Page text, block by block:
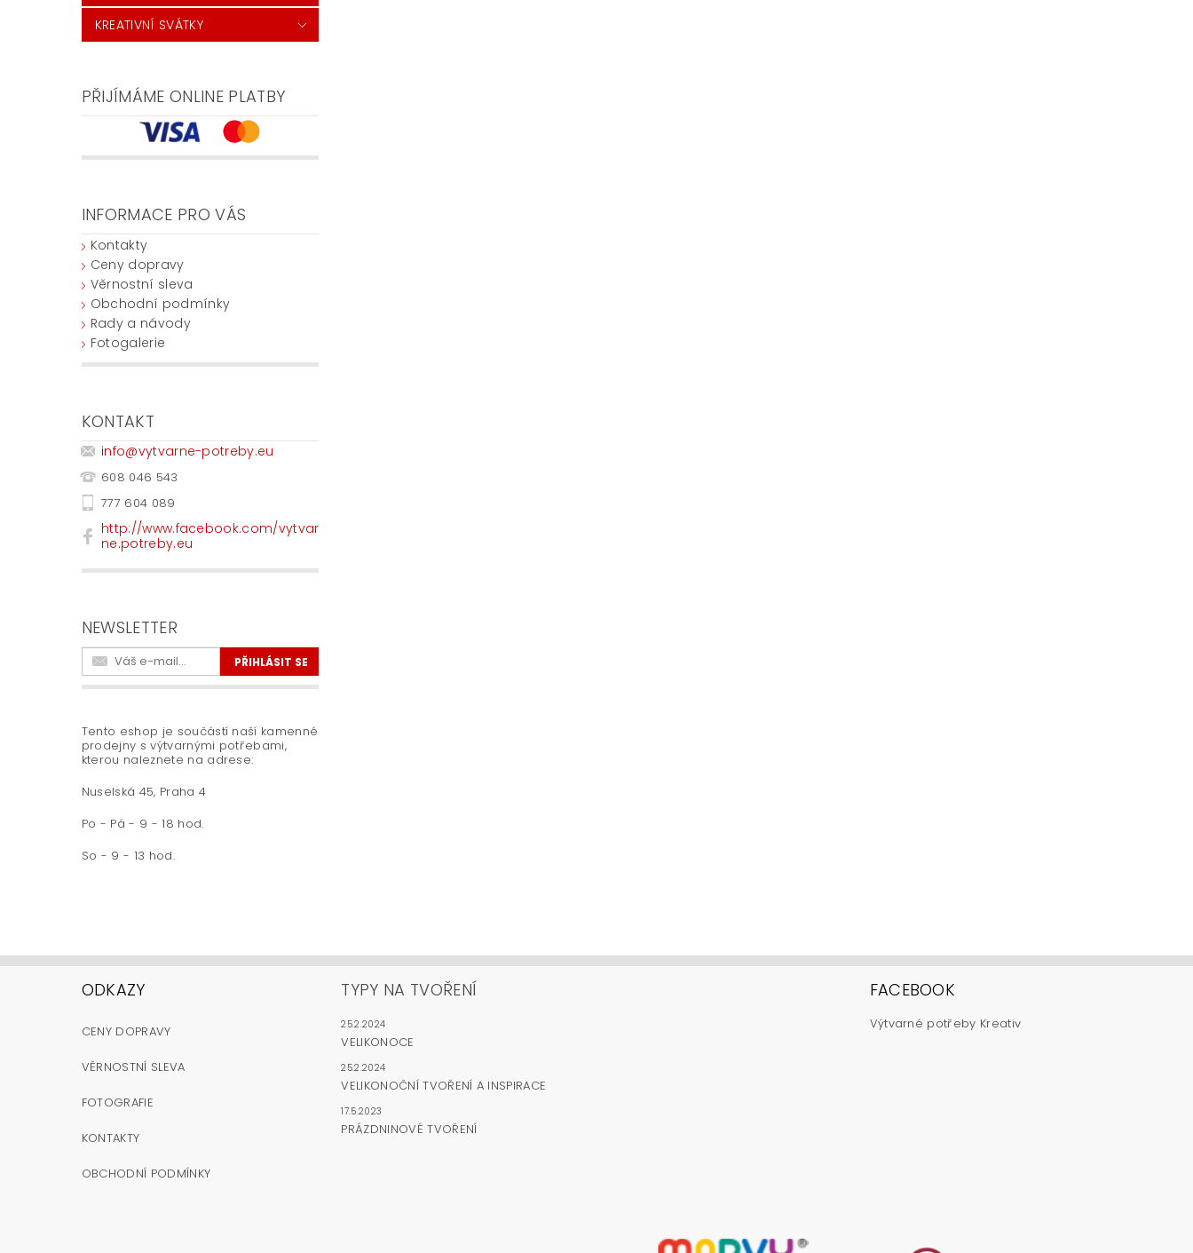
KREATIVNÍ SVÁTKY
PŘIJÍMÁME ONLINE PLATBY
INFORMACE PRO VÁS
Kontakty
Ceny dopravy
Věrnostní sleva
Obchodní podmínky
Rady a návody
Fotogalerie
KONTAKT
info@vytvarne-potreby.eu
608 046 543
777 604 089
http://www.facebook.com/vytvar
ne.potreby.eu
NEWSLETTER
Tento eshop je součástí naší kamenné
prodejny s výtvarnými potřebami,
kterou naleznete na adrese:
Nuselská 45, Praha 4
Po - Pá - 9 - 18 hod.
So - 9 - 13 hod.
ODKAZY
CENY DOPRAVY
VĚRNOSTNÍ SLEVA
FOTOGRAFIE
KONTAKTY
OBCHODNÍ PODMÍNKY
TYPY NA TVOŘENÍ
25.2.2024
VELIKONOCE
25.2.2024
VELIKONOČNÍ TVOŘENÍ A INSPIRACE
17.5.2023
PRÁZDNINOVÉ TVOŘENÍ
FACEBOOK
Výtvarné potřeby Kreativ